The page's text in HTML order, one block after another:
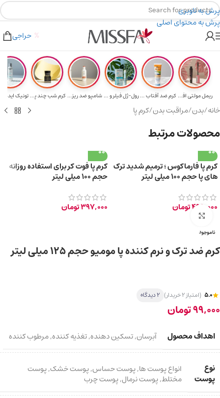
پرش به ناوبری
پرش به محتوای اصلی
۲٪ تخفیف روی سبد خرید برای روش کارت به کارت
هدیه برای خرید های بالای ۵ میلیون تومن
حراجی
ریمل مولتی افکت... کرم ضد آفتاب حا... رول-ژل فیلر و م... شامپو ضد ریزش و... کرم شب چند پپتی... تونیک ایده
خانه/بدن/مراقبت بدن/کرم پا
محصولات مرتبط
کرم پا فارماکوس ؛ ترمیم شدید ترک
های پا حجم 100 میلی لیتر
495,000تومان
کرم پا فوت کر برای استفاده روزانه
حجم 100 میلی لیتر
397,000تومان
ناموجود
برای بزرگ‌نمایی کلیک کنید
کرم ضد ترک و نرم کننده پا مومیو حجم ۱۲۵ میلی لیتر
5.0 (امتیاز 2 خریدار) 2 دیدگاه
99,000تومان
اهداف محصول آبرسان,تسکین دهنده,تغذیه کننده,مرطوب کننده
نوع
پوست
انواع پوست ها,پوست حساس,پوست خشک,پوست
مختلط,پوست نرمال,پوست چرب